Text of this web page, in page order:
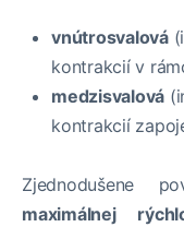
vnútrosvalová
kontrakcií v
medzisvalová
kontrakcií
Zjednodušene
maximálnej